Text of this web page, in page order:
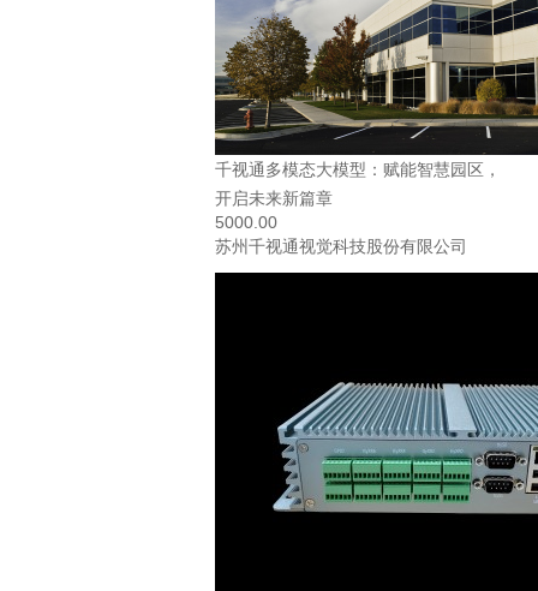
千视通多模态大模型：赋能智慧园区，
开启未来新篇章
5000.00
苏州千视通视觉科技股份有限公司